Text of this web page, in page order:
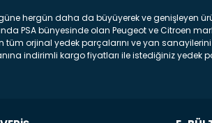
hergün daha da büyüyerek ve genişleyen
PSA bünyesinde olan Peugeot ve Citroen
tüm orjinal yedek parçalarını ve yan
indirimli kargo fiyatları ile istediğiniz yedek
emici amacı ile yapılmış olan kaporta
tekerlerinde bulunan frenleme ana